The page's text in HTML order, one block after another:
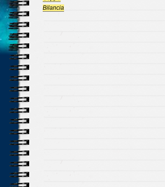
Bilancia